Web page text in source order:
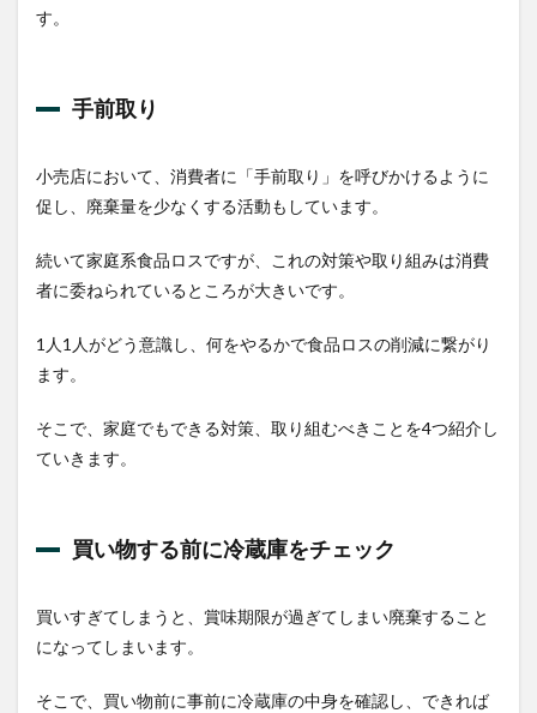
す。
手前取り
小売店において、消費者に「手前取り」を呼びかけるように
促し、廃棄量を少なくする活動もしています。
続いて家庭系食品ロスですが、これの対策や取り組みは消費
者に委ねられているところが大きいです。
1人1人がどう意識し、何をやるかで食品ロスの削減に繋がり
ます。
そこで、家庭でもできる対策、取り組むべきことを4つ紹介し
ていきます。
買い物する前に冷蔵庫をチェック
買いすぎてしまうと、賞味期限が過ぎてしまい廃棄すること
になってしまいます。
そこで、買い物前に事前に冷蔵庫の中身を確認し、できれば